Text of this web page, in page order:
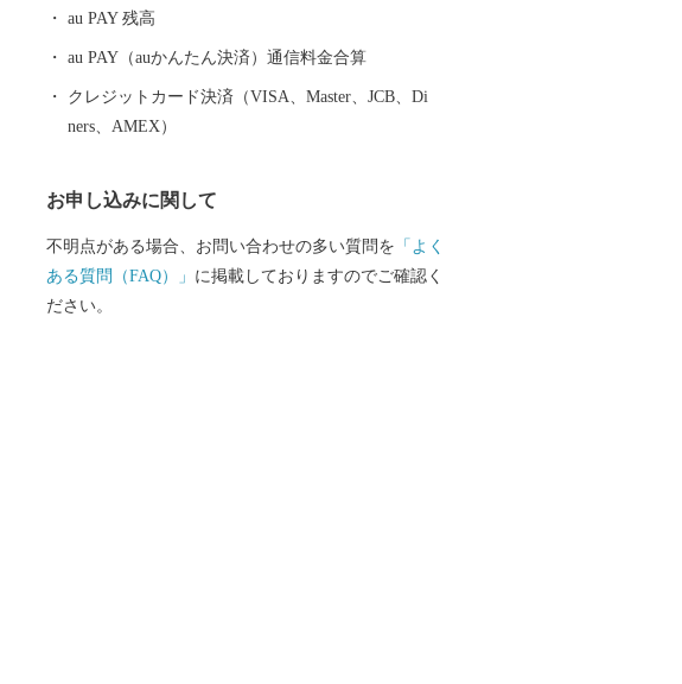
ど、美しい自然を誇る本市は、コウノトリをシンボル
に「生きものと共生する越前市」とし里地里山の保全
再生や環境調和型農業の推進しており、平成２７年９
ルサイトを公開しています。詳しくは、下記「住もっ
au PAY 残高
au PAY（auかんたん決済）通信料金合算
クレジットカード決済（VISA、Master、JCB、Di
ners、AMEX）
お申し込みに関して
不明点がある場合、お問い合わせの多い質問を 「よく
ある質問（FAQ）」 に掲載しておりますのでご確認く
ださい。